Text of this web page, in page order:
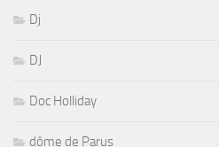
Dj
DJ
Doc Holliday
dôme de Parus